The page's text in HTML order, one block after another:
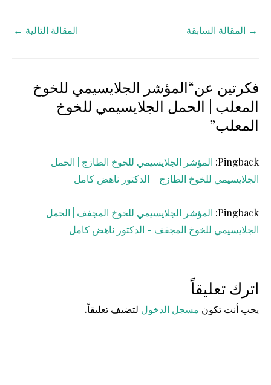
→ المقالة السابقة المقالة التالية ←
فكرتين عن“المؤشر الجلايسيمي للخوخ
المعلب | الحمل الجلايسيمي للخوخ
المعلب”
Pingback: المؤشر الجلايسيمي للخوخ الطازج | الحمل
الجلايسيمي للخوخ الطازج - الدكتور ناهض كامل
Pingback: المؤشر الجلايسيمي للخوخ المجفف | الحمل
الجلايسيمي للخوخ المجفف - الدكتور ناهض كامل
اترك تعليقاً
يجب أنت تكون مسجل الدخول لتضيف تعليقاً.